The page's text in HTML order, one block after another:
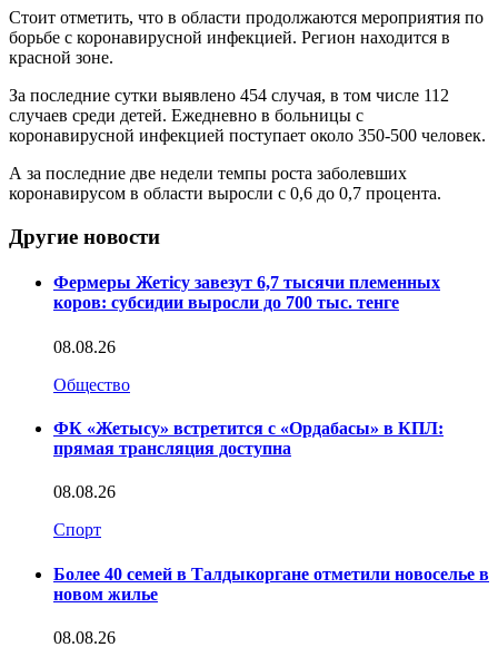
Стоит отметить, что в области продолжаются мероприятия по
борьбе с коронавирусной инфекцией. Регион находится в
красной зоне.
За последние сутки выявлено 454 случая, в том числе 112
случаев среди детей. Ежедневно в больницы с
коронавирусной инфекцией поступает около 350-500 человек.
А за последние две недели темпы роста заболевших
коронавирусом в области выросли с 0,6 до 0,7 процента.
Другие новости
Фермеры Жетісу завезут 6,7 тысячи племенных
коров: субсидии выросли до 700 тыс. тенге
08.08.26
Общество
ФК «Жетысу» встретится с «Ордабасы» в КПЛ:
прямая трансляция доступна
08.08.26
Спорт
Более 40 семей в Талдыкоргане отметили новоселье в
новом жилье
08.08.26